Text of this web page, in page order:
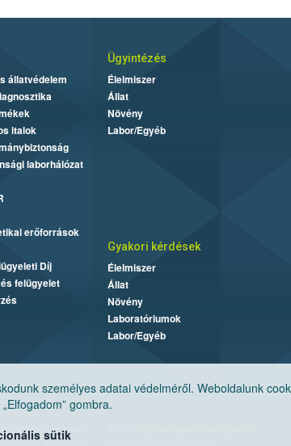
személyes adatai védelméről. Weboldalunk
gombra.
sütik
állatvédelem
italok
laborhálózat
erőforrások
Díj
felügyelet
Ügyintézés
Élelmiszer
Állat
Növény
Labor/Egyéb
Gyakori kérdések
Élelmiszer
Állat
Növény
Laboratóriumok
Labor/Egyéb
biztonsági Hivatal